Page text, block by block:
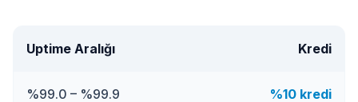
Uptime Aralığı Kredi
%99.0 – %99.9 %10 kredi